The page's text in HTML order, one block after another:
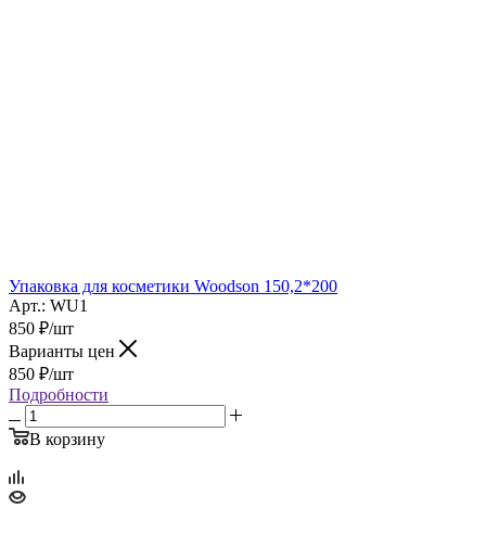
Упаковка для косметики Woodson 150,2*200
Арт.: WU1
850 ₽/шт
Варианты цен
850 ₽/шт
Подробности
В корзину